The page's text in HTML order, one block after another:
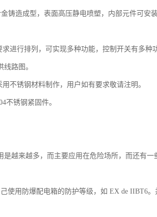
铸造成型，表面高压静电喷塑，内部元件可安
进行排列，可实现多种功能，控制开关有多
路图。
不锈钢材料制作，用户如有要求敬请注明。
不锈钢紧固件。
是越来越多，而主要应用在危险场所，而还有
使用防爆配电箱的防护等级，如 EX de IIBT6